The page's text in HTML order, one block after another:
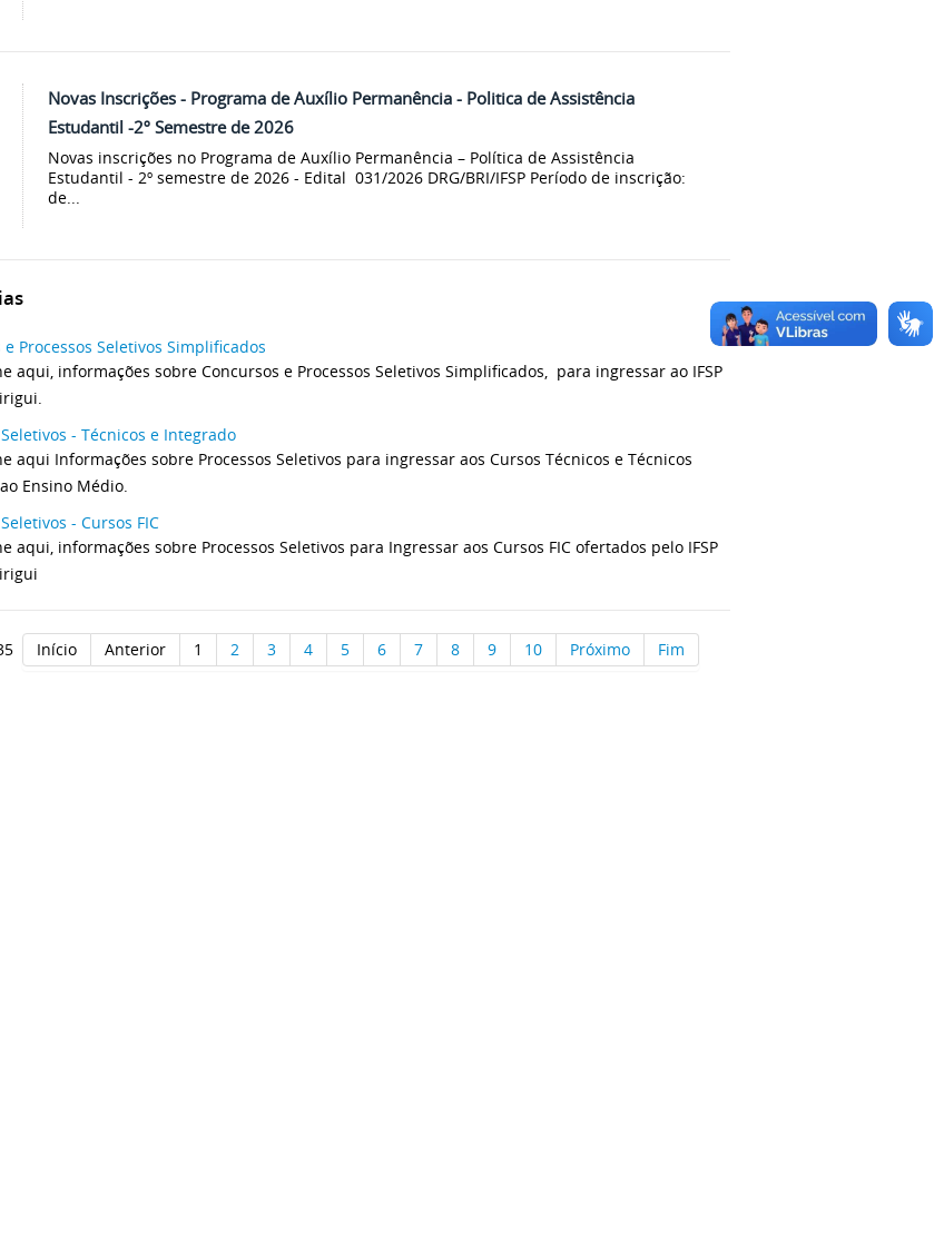
Novas Inscrições - Programa de Auxílio Permanência - Politica de Assistência
Estudantil -2º Semestre de 2026
Novas inscrições no Programa de Auxílio Permanência – Política de Assistência
Estudantil - 2º semestre de 2026 - Edital 031/2026 DRG/BRI/IFSP Período de inscrição:
de...
e Processos Seletivos Simplificados
aqui, informações sobre Concursos e Processos Seletivos Simplificados, para ingressar ao IFSP
- Técnicos e Integrado
aqui Informações sobre Processos Seletivos para ingressar aos Cursos Técnicos e Técnicos
Ensino Médio.
- Cursos FIC
aqui, informações sobre Processos Seletivos para Ingressar aos Cursos FIC ofertados pelo IFSP
Início Anterior 1 2 3 4 5 6 7 8 9 10 Próximo Fim